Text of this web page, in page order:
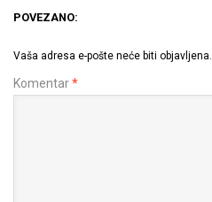
POVEZANO:
Vaša adresa e-pošte neće biti objavljena.
Komentar*